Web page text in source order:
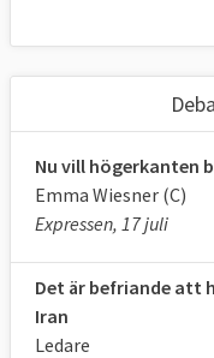
Nu vill högerkanten
Emma Wiesner (C)
Expressen, 17 juli
Det är befriande att
Iran
Ledare